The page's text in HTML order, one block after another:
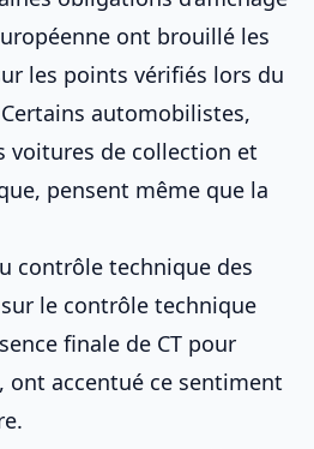
ont brouillé les
les points vérifiés lors du
automobilistes,
voitures de collection et
, pensent même que la
contrôle technique des
le contrôle technique
finale de CT pour
, ont accentué ce sentiment